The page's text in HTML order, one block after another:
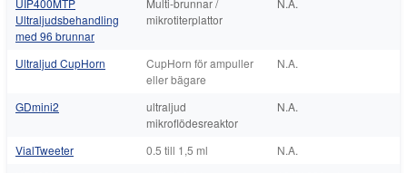
Ultraljudsbehandling
med 96 brunnar
mikrotiterplattor
Ultraljud CupHorn
CupHorn för ampuller
eller bägare
N.A.
GDmini2
ultraljud
mikroflödesreaktor
N.A.
VialTweeter 0.5 till 1,5 ml
N.A.